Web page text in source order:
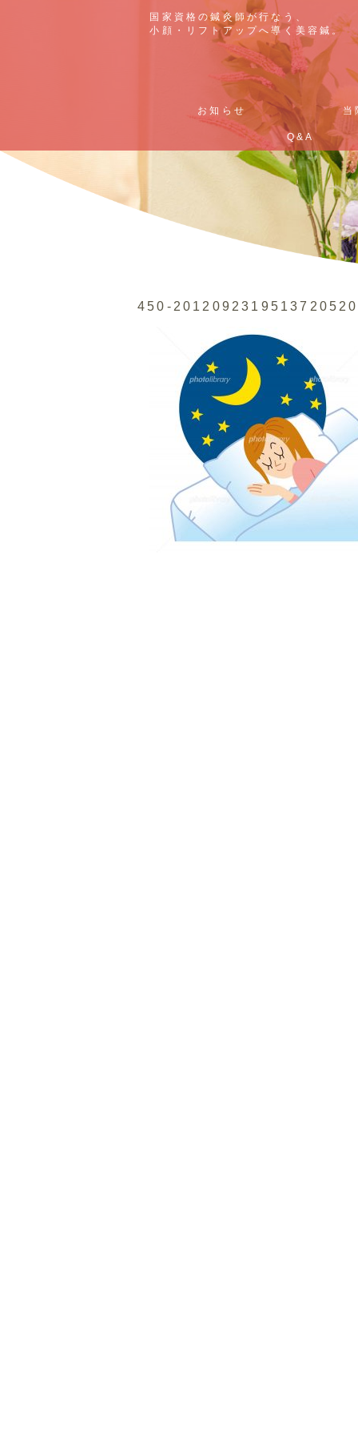
国家資格の鍼灸師が行なう、
小顔・リフトアップへ導く美容鍼。
お知らせ 当
Q&A
国家資格の鍼灸師が行なう、
小顔・リフトアップへ導く美容鍼。
お知らせ 当
Q&A
450-